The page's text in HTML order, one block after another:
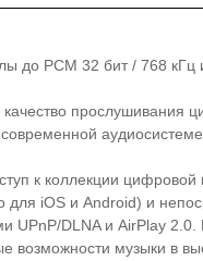
до PCM 32 бит / 768 кГц
прослушивания
аудиосистеме
к коллекции цифровой
iOS и Android) и
UPnP/DLNA и AirPlay
возможности музыки в